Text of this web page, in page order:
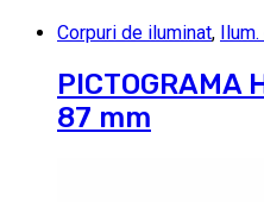
Corpuri de iluminat,
PICTOGRAMA
87 mm